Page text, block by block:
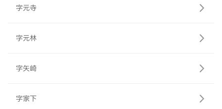
字元寺
字元林
字矢崎
字家下